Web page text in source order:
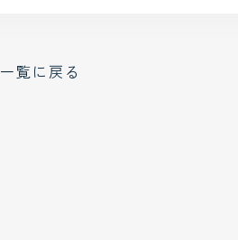
一覧に戻る